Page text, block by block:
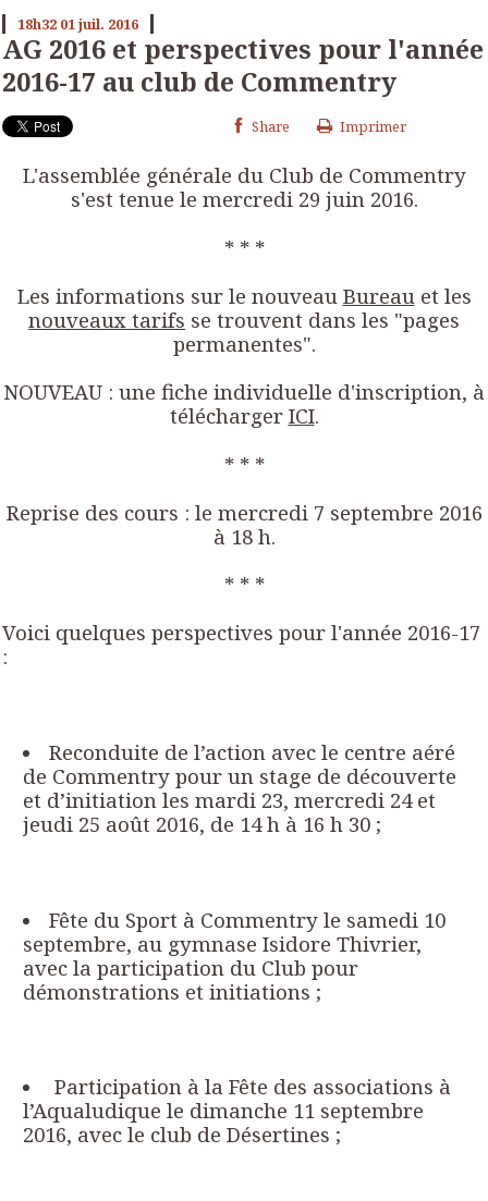
18h32 01juil. 2016
AG 2016 et perspectives pour l'année
2016-17 au club de Commentry
Share Imprimer
L'assemblée générale du Club de Commentry
s'est tenue le mercredi 29 juin 2016.
* * *
Les informations sur le nouveau Bureauet les
nouveaux tarifs se trouvent dans les "pages
permanentes".
NOUVEAU : une fiche individuelle d'inscription, à
télécharger ICI.
* * *
Reprise des cours : le mercredi 7 septembre 2016
à 18 h.
* * *
Voici quelques perspectives pour l'année 2016-17
:
Reconduite de l’action avec le centre aéré
de Commentry pour un stage de découverte
et d’initiation les mardi 23, mercredi 24 et
jeudi 25 août 2016, de 14 h à 16 h 30 ;
Fête du Sport à Commentry le samedi 10
septembre, au gymnase Isidore Thivrier,
avec la participation du Club pour
démonstrations et initiations ;
Participation à la Fête des associations à
l’Aqualudique le dimanche 11 septembre
2016, avec le club de Désertines ;